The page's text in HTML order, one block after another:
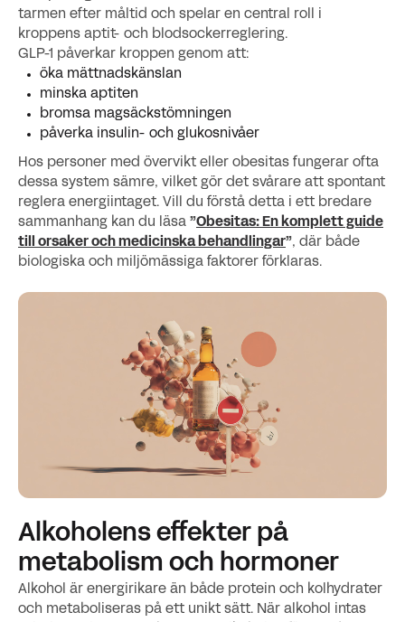
tarmen efter måltid och spelar en central roll i
kroppens aptit- och blodsockerreglering.
GLP-1 påverkar kroppen genom att:
öka mättnadskänslan
minska aptiten
bromsa magsäckstömningen
påverka insulin- och glukosnivåer
Hos personer med övervikt eller obesitas fungerar ofta
dessa system sämre, vilket gör det svårare att spontant
reglera energiintaget. Vill du förstå detta i ett bredare
sammanhang kan du läsa ”Obesitas: En komplett guide
till orsaker och medicinska behandlingar”, där både
biologiska och miljömässiga faktorer förklaras.
Alkoholens effekter på
metabolism och hormoner
Alkohol är energirikare än både protein och kolhydrater
och metaboliseras på ett unikt sätt. När alkohol intas